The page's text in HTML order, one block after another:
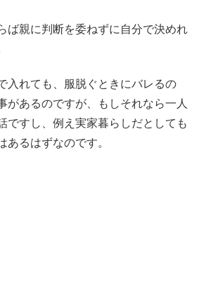
ば親に判断を委ねずに自分で決めれ
入れても、服脱ぐときにバレるの
あるのですが、もしそれなら一人
ですし、例え実家暮らしだとしても
あるはずなのです。